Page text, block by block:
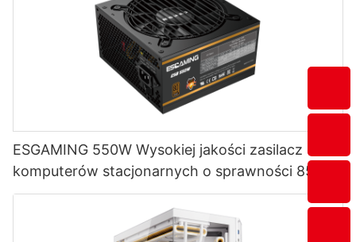
ESGAMING 550W Wysokiej jakości zasilacz do
komputerów stacjonarnych o sprawności 85%,
80+ Bronze ESB550W